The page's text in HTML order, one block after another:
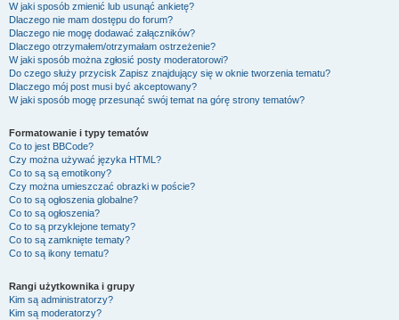
W jaki sposób zmienić lub usunąć ankietę?
Dlaczego nie mam dostępu do forum?
Dlaczego nie mogę dodawać załączników?
Dlaczego otrzymałem/otrzymałam ostrzeżenie?
W jaki sposób można zgłosić posty moderatorowi?
Do czego służy przycisk Zapisz znajdujący się w oknie tworzenia tematu?
Dlaczego mój post musi być akceptowany?
W jaki sposób mogę przesunąć swój temat na górę strony tematów?
Formatowanie i typy tematów
Co to jest BBCode?
Czy można używać języka HTML?
Co to są są emotikony?
Czy można umieszczać obrazki w poście?
Co to są ogłoszenia globalne?
Co to są ogłoszenia?
Co to są przyklejone tematy?
Co to są zamknięte tematy?
Co to są ikony tematu?
Rangi użytkownika i grupy
Kim są administratorzy?
Kim są moderatorzy?